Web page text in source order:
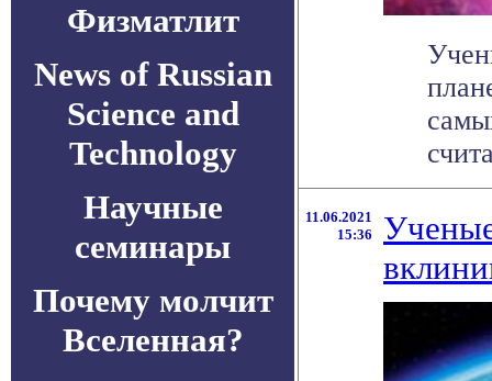
Физматлит
News of Russian
Science and
Technology
Научные
семинары
Почему молчит
Вселенная?
11.06.2021
15:36